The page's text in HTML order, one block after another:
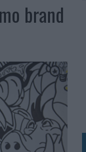
UTILIZADO
brand